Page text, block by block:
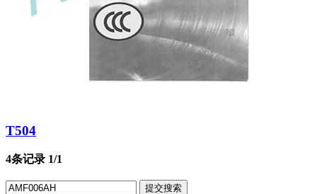
T504
4条记录 1/1
提交搜索